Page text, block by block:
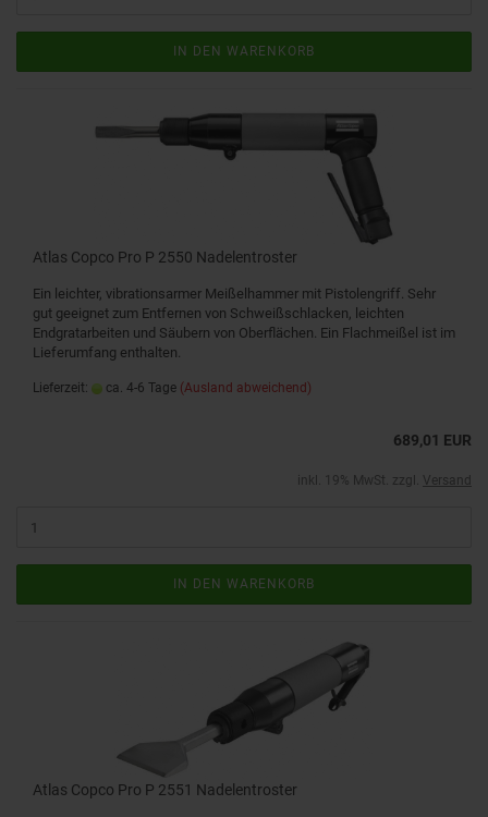
IN DEN WARENKORB
Atlas Copco Pro P 2550 Nadelentroster
Ein leichter, vibrationsarmer Meißelhammer mit Pistolengriff. Sehr
gut geeignet zum Entfernen von Schweißschlacken, leichten
Endgratarbeiten und Säubern von Oberflächen. Ein Flachmeißel ist im
Lieferumfang enthalten.
Lieferzeit: ca. 4-6 Tage (Ausland abweichend)
689,01 EUR
inkl. 19% MwSt. zzgl. Versand
IN DEN WARENKORB
Atlas Copco Pro P 2551 Nadelentroster